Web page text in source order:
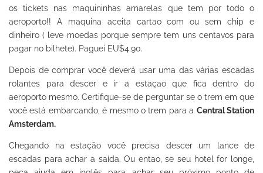
os tickets nas maquininhas amarelas que tem por todo o
aeroporto!! A maquina aceita cartao com ou sem chip e
dinheiro ( leve moedas porque sempre tem uns centavos para
pagar no bilhete). Paguei EU$4.90.
Depois de comprar você deverá usar uma das várias escadas
rolantes para descer e ir a estaçao que fica dentro do
aeroporto mesmo. Certifique-se de perguntar se o trem em que
você está embarcando, é mesmo o trem para a Central Station
Amsterdam.
Chegando na estação você precisa descer um lance de
escadas para achar a saída. Ou entao, se seu hotel for longe,